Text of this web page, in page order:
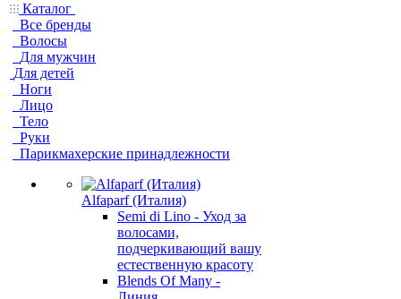
Каталог
Все бренды
Волосы
Для мужчин
Для детей
Ноги
Лицо
Тело
Руки
Парикмахерские принадлежности
Alfaparf (Италия)
Semi di Lino - Уход за
волосами,
подчеркивающий вашу
естественную красоту
Blends Of Many -